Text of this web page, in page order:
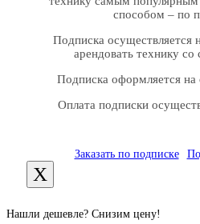
способом – по
Подписка осуществляется
арендовать технику
Подписка оформляется на
Оплата подписки
Заказать по подписке
X
Нашли дешевле? Снизим цену!